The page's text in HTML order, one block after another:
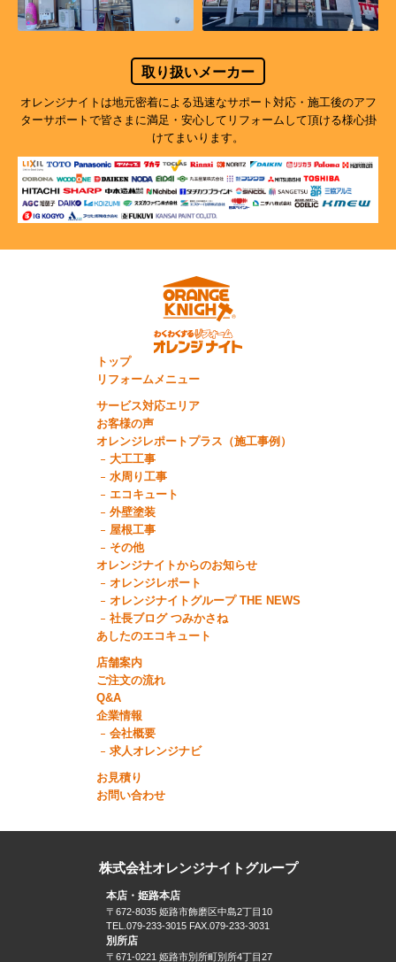
取り扱いメーカー
オレンジナイトは地元密着による迅速なサポート対応・施工後のアフ
ターサポートで皆さまに満足・安心してリフォームして頂ける様心掛
けてまいります。
トップ
リフォームメニュー
サービス対応エリア
お客様の声
オレンジレポートプラス（施工事例）
大工工事
水周り工事
エコキュート
外壁塗装
屋根工事
その他
オレンジナイトからのお知らせ
オレンジレポート
オレンジナイトグループ THE NEWS
社長ブログ つみかさね
あしたのエコキュート
店舗案内
ご注文の流れ
Q&A
企業情報
会社概要
求人オレンジナビ
お見積り
お問い合わせ
株式会社オレンジナイトグループ
本店・姫路本店
〒672-8035 姫路市飾磨区中島2丁目10
TEL.079-233-3015 FAX.079-233-3031
別所店
〒671-0221 姫路市別所町別所4丁目27